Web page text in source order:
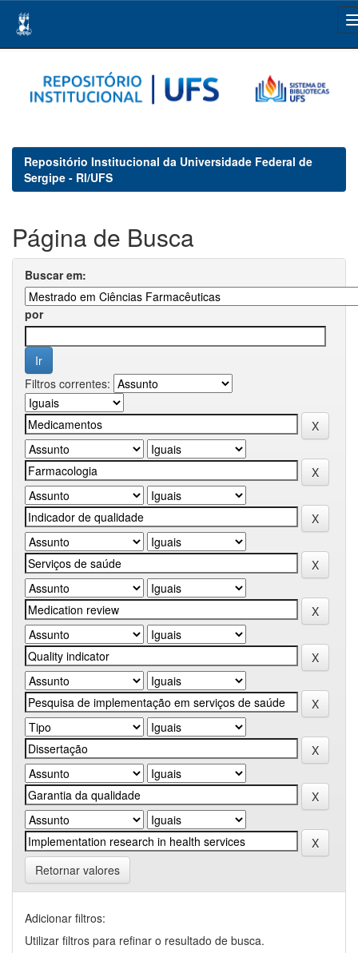
navigation
Repositório Institucional da Universidade Federal de
Sergipe - RI/UFS
Página de Busca
Buscar em:
por
Filtros correntes:
Retornar valores
Adicionar filtros:
Utilizar filtros para refinar o resultado de busca.